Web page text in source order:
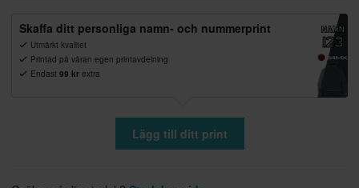
Skaffa ditt personliga namn- och nummerprint
Utmärkt kvalitet
Printad på våran egen printavdelning
Endast 99 kr extra
Lägg till ditt print